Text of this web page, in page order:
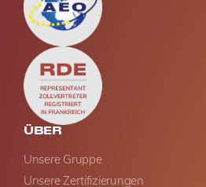
ÜBER
Unsere Gruppe
Unsere Zertifizierungen